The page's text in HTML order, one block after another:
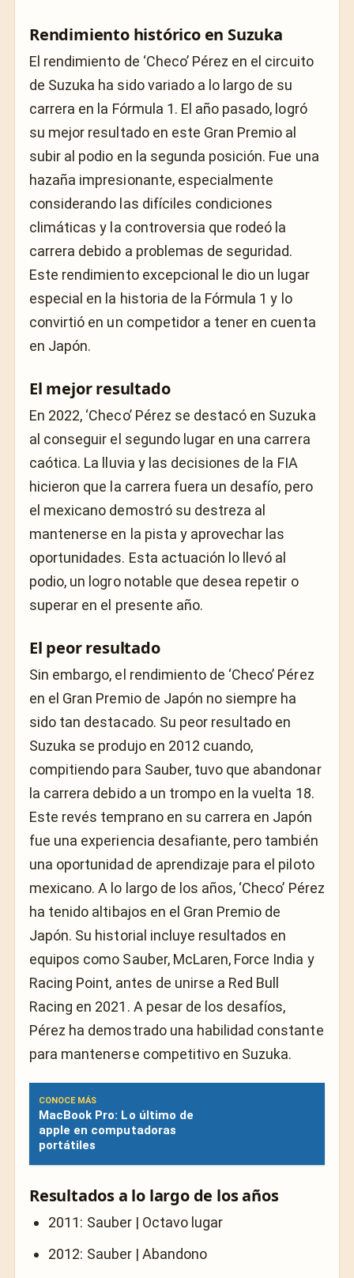
Rendimiento histórico en Suzuka
El rendimiento de ‘Checo’ Pérez en el circuito
de Suzuka ha sido variado a lo largo de su
carrera en la Fórmula 1. El año pasado, logró
su mejor resultado en este Gran Premio al
subir al podio en la segunda posición. Fue una
hazaña impresionante, especialmente
considerando las difíciles condiciones
climáticas y la controversia que rodeó la
carrera debido a problemas de seguridad.
Este rendimiento excepcional le dio un lugar
especial en la historia de la Fórmula 1 y lo
convirtió en un competidor a tener en cuenta
en Japón.
El mejor resultado
En 2022, ‘Checo’ Pérez se destacó en Suzuka
al conseguir el segundo lugar en una carrera
caótica. La lluvia y las decisiones de la FIA
hicieron que la carrera fuera un desafío, pero
el mexicano demostró su destreza al
mantenerse en la pista y aprovechar las
oportunidades. Esta actuación lo llevó al
podio, un logro notable que desea repetir o
superar en el presente año.
El peor resultado
Sin embargo, el rendimiento de ‘Checo’ Pérez
en el Gran Premio de Japón no siempre ha
sido tan destacado. Su peor resultado en
Suzuka se produjo en 2012 cuando,
compitiendo para Sauber, tuvo que abandonar
la carrera debido a un trompo en la vuelta 18.
Este revés temprano en su carrera en Japón
fue una experiencia desafiante, pero también
una oportunidad de aprendizaje para el piloto
mexicano. A lo largo de los años, ‘Checo’ Pérez
ha tenido altibajos en el Gran Premio de
Japón. Su historial incluye resultados en
equipos como Sauber, McLaren, Force India y
Racing Point, antes de unirse a Red Bull
Racing en 2021. A pesar de los desafíos,
Pérez ha demostrado una habilidad constante
para mantenerse competitivo en Suzuka.
CONOCE MÁS
MacBook Pro: Lo último de
apple en computadoras
portátiles
Resultados a lo largo de los años
2011: Sauber | Octavo lugar
2012: Sauber | Abandono